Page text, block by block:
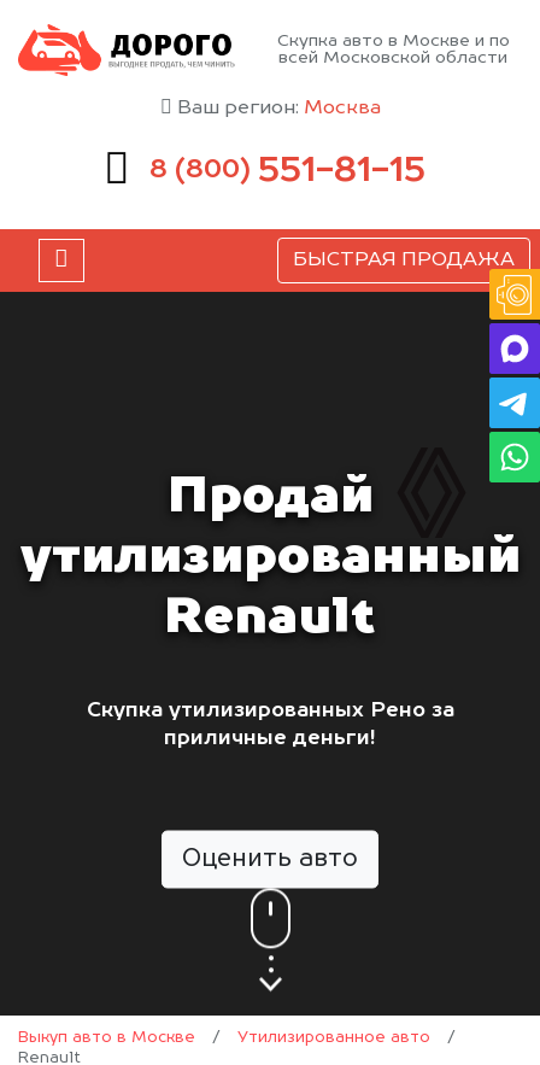
Скупка авто в Москве и по
всей Московской области
Ваш регион: Москва
8 (800) 551-81-15
БЫСТРАЯ ПРОДАЖА
Продай
утилизированный
Renault
Скупка утилизированных Рено за
приличные деньги!
Оценить авто
Выкуп авто в Москве / Утилизированное авто
/
Renault